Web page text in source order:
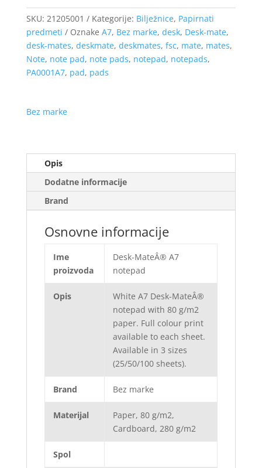
SKU: 21205001 Kategorije: Bilježnice, Papirnati
predmeti
Oznake A7, Bez marke, desk, Desk-mate,
desk-mates, deskmate, deskmates, fsc, mate, mates,
Note, note pad, note pads, notepad, notepads,
PA0001A7, pad, pads
Bez marke
Opis
Dodatne informacije
Brand
Osnovne informacije
Ime
proizvoda
Desk-MateÂ® A7
notepad
Opis
White A7 Desk-MateÂ®
notepad with 80 g/m2
paper. Full colour print
available to each sheet.
Available in 3 sizes
(25/50/100 sheets).
Brand Bez marke
Materijal
Paper, 80 g/m2,
Cardboard, 280 g/m2
Spol